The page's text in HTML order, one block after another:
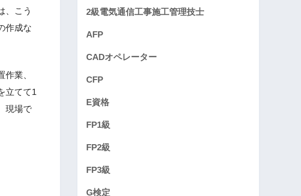
、こう
作成な
業、
立てて1
現場で
2級電気通信工事施工管理技士
AFP
CADオペレーター
CFP
E資格
FP1級
FP2級
FP3級
G検定